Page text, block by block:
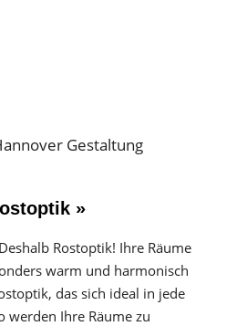
»
Rostoptik! Ihre Räume
warm und harmonisch
das sich ideal in jede
werden Ihre Räume zu